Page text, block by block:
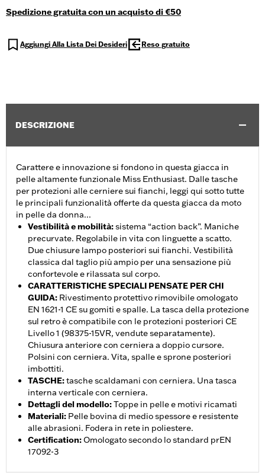
Spedizione gratuita con un acquisto di €50
Aggiungi Alla Lista Dei Desideri Reso gratuito
DESCRIZIONE
Carattere e innovazione si fondono in questa giacca in
pelle altamente funzionale Miss Enthusiast. Dalle tasche
per protezioni alle cerniere sui fianchi, leggi qui sotto tutte
le principali funzionalità offerte da questa giacca da moto
in pelle da donna...
Vestibilità e mobilità:sistema “action back”. Maniche
precurvate. Regolabile in vita con linguette a scatto.
Due chiusure lampo posteriori sui fianchi. Vestibilità
classica dal taglio più ampio per una sensazione più
confortevole e rilassata sul corpo.
CARATTERISTICHE SPECIALI PENSATE PER CHI
GUIDA: Rivestimento protettivo rimovibile omologato
EN 1621-1 CE su gomiti e spalle. La tasca della protezione
sul retro è compatibile con le protezioni posteriori CE
Livello 1 (98375-15VR, vendute separatamente).
Chiusura anteriore con cerniera a doppio cursore.
Polsini con cerniera. Vita, spalle e sprone posteriori
imbottiti.
TASCHE:tasche scaldamani con cerniera. Una tasca
interna verticale con cerniera.
Dettagli del modello:Toppe in pelle e motivi ricamati
Materiali: Pelle bovina di medio spessore e resistente
alle abrasioni. Fodera in rete in poliestere.
Certification:Omologato secondo lo standard prEN
17092-3